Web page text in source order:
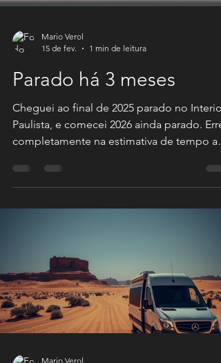
15 de fev.
1 min de leitura
Parado há 3 meses
Cheguei ao final de 2025 parado no Interior
Paulista, e comecei 2026 ainda parado. Errei
ano; longos tempos esperando por
consultas e exames. Mas finalmente está
faltando pouco para zarpar de Itu. Mais
alguns dias estarei na estrada novamente,
porém, uma ida rápida até Araras - SP,